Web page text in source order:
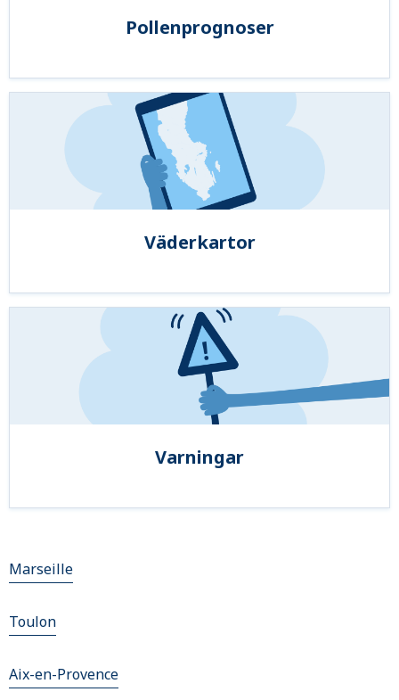
Pollenprognoser
Väderkartor
Varningar
Marseille
Toulon
Aix-en-Provence